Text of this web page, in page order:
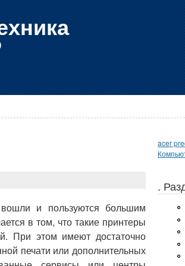
и пользуются большим
в том, что такие принтеры
При этом имеют достаточно
печати или дополнительных
acer
.